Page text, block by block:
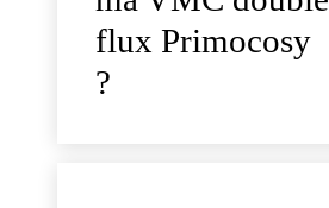
flux Primocosy
?